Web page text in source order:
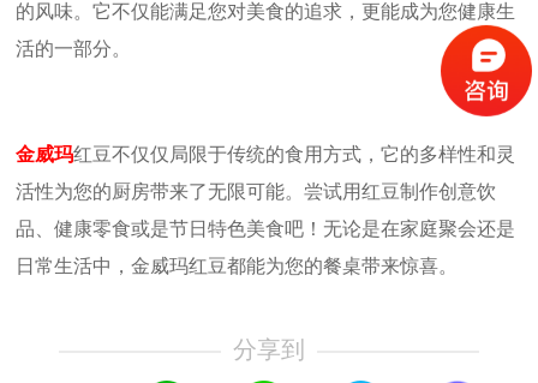
的风味。它不仅能满足您对美食的追求，更能成为您健康生
活的一部分。
金威玛红豆不仅仅局限于传统的食用方式，它的多样性和灵
活性为您的厨房带来了无限可能。尝试用红豆制作创意饮
品、健康零食或是节日特色美食吧！无论是在家庭聚会还是
日常生活中，金威玛红豆都能为您的餐桌带来惊喜。
分享到